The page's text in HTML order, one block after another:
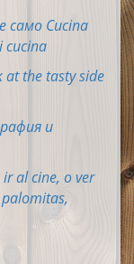
само Cucina
cucina
the tasty side
и
al cine, o ver